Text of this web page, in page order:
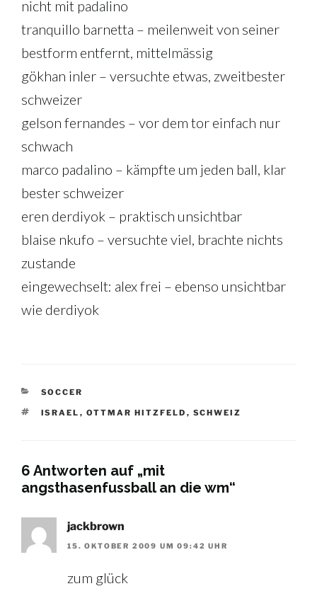
nicht mit padalino
tranquillo barnetta – meilenweit von seiner
bestform entfernt, mittelmässig
gökhan inler – versuchte etwas, zweitbester
schweizer
gelson fernandes – vor dem tor einfach nur
schwach
marco padalino – kämpfte um jeden ball, klar
bester schweizer
eren derdiyok – praktisch unsichtbar
blaise nkufo – versuchte viel, brachte nichts
zustande
eingewechselt: alex frei – ebenso unsichtbar
wie derdiyok
KATEGORIEN
SOCCER
SCHLAGWÖRTER
ISRAEL , OTTMAR HITZFELD , SCHWEIZ
6 Antworten auf „mit
angsthasenfussball an die wm“
jackbrown
15. OKTOBER 2009 UM 09:42 UHR
zum glück